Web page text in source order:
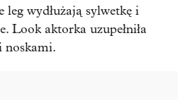
leg wydłużają sylwetkę i
Look aktorka uzupełniła
noskami.